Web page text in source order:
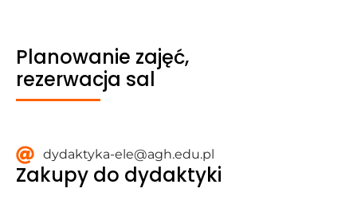
Planowanie zajęć,
rezerwacja sal
dydaktyka-ele@agh.edu.pl
Zakupy do dydaktyki